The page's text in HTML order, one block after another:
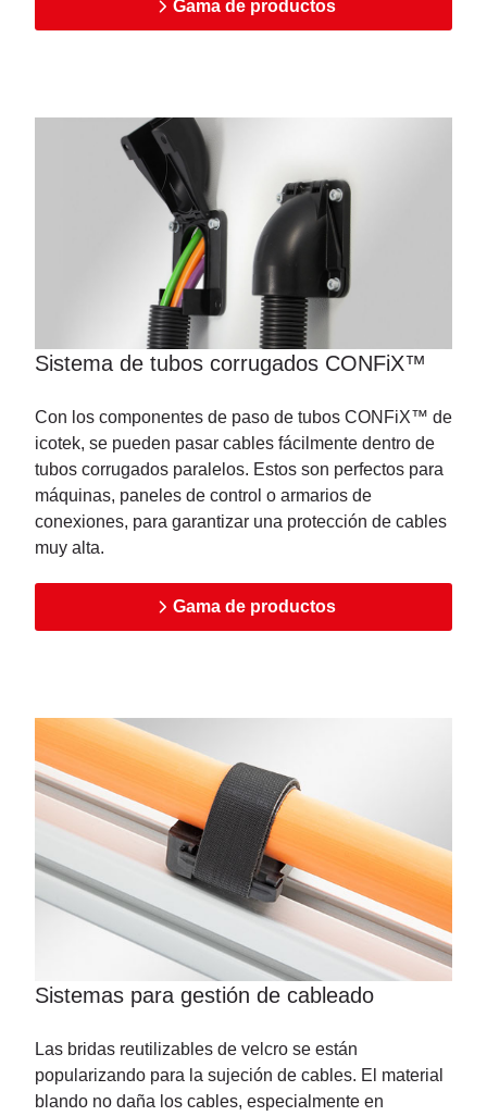
Gama de productos
Sistema de tubos corrugados CONFiX™
Con los componentes de paso de tubos CONFiX™ de
icotek, se pueden pasar cables fácilmente dentro de
tubos corrugados paralelos. Estos son perfectos para
máquinas, paneles de control o armarios de
conexiones, para garantizar una protección de cables
muy alta.
Gama de productos
Sistemas para gestión de cableado
Las bridas reutilizables de velcro se están
popularizando para la sujeción de cables. El material
blando no daña los cables, especialmente en